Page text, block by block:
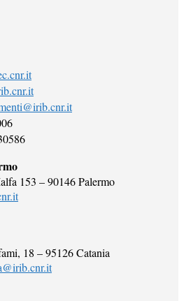
153 – 90146 Palermo
18 – 95126 Catania